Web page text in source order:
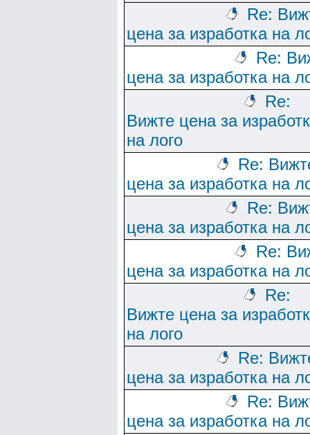
Re:
цена за изработка на
Re:
цена за изработка на
Re:
Вижте цена за
на лого
Re:
цена за изработка на
Re:
цена за изработка на
Re:
цена за изработка на
Re:
Вижте цена за
на лого
Re:
цена за изработка на
Re:
цена за изработка на